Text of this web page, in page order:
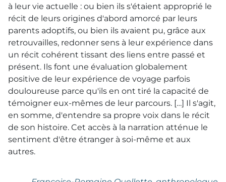
à leur vie actuelle : ou bien ils s'étaient approprié le
récit de leurs origines d'abord amorcé par leurs
parents adoptifs, ou bien ils avaient pu, grâce aux
retrouvailles, redonner sens à leur expérience dans
un récit cohérent tissant des liens entre passé et
présent. Ils font une évaluation globalement
positive de leur expérience de voyage parfois
douloureuse parce qu'ils en ont tiré la capacité de
témoigner eux-mêmes de leur parcours. […] Il s'agit,
en somme, d'entendre sa propre voix dans le récit
de son histoire. Cet accès à la narration atténue le
sentiment d'être étranger à soi-même et aux
autres.